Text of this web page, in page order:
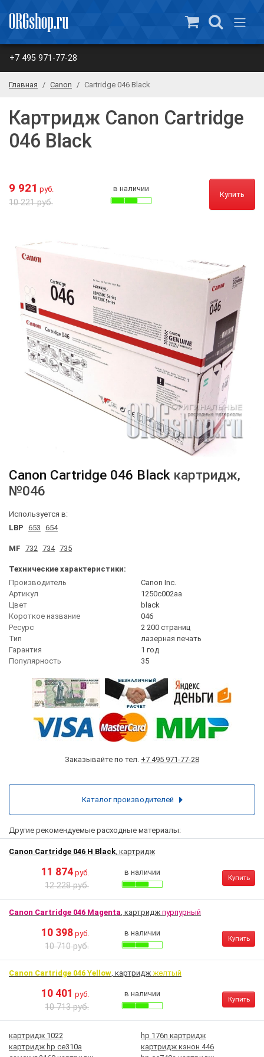
+7 495 971-77-28
Главная Canon Cartridge 046 Black
Картридж Canon Cartridge
046 Black
9 921 руб.
10 221 руб.
в наличии
Купить
Canon Cartridge 046 Black картридж,
№046
Используется в:
LBP 653 654
MF 732 734 735
Технические характеристики:
Производитель
Canon Inc.
Артикул
1250c002aa
Цвет
black
Короткое название
046
Ресурс
2 200 страниц
Тип
лазерная печать
Гарантия
1 год
Популярность
35
Заказывайте по тел. +7 495 971-77-28
Другие рекомендуемые расходные материалы:
Canon Cartridge 046 H Black, картридж
11 874 руб.
12 228 руб.
в наличии
Купить
Canon Cartridge 046 Magenta, картридж пурпурный
10 398 руб.
10 710 руб.
в наличии
Купить
Canon Cartridge 046 Yellow, картридж желтый
10 401 руб.
10 713 руб.
в наличии
Купить
картридж 1022
hp 176n картридж
картридж hp ce310a
картридж кэнон 446